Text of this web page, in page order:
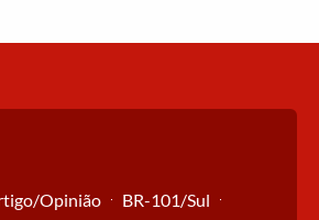
Opinião
BR-101/Sul